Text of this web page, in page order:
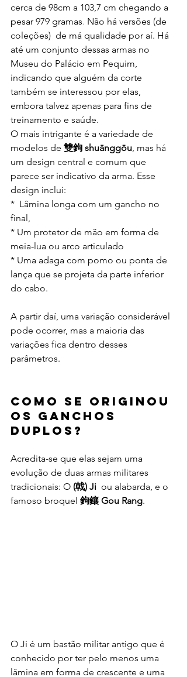
cerca de 98cm a 103,7 cm chegando a
pesar 979 gramas. Não há versões (de
coleções)  de má qualidade por aí. Há
até um conjunto dessas armas no
Museu do Palácio em Pequim,
indicando que alguém da corte
também se interessou por elas,
embora talvez apenas para fins de
treinamento e saúde.
O mais intrigante é a variedade de
modelos de 雙鉤 shuānggōu, mas há
um design central e comum que
parece ser indicativo da arma. Esse
design inclui:
*  Lâmina longa com um gancho no
final,
* Um protetor de mão em forma de
meia-lua ou arco articulado
* Uma adaga com pomo ou ponta de
lança que se projeta da parte inferior
do cabo.
A partir daí, uma variação considerável
pode ocorrer, mas a maioria das
variações fica dentro desses
parâmetros.
Como se originou
os Ganchos
Duplos?
Acredita-se que elas sejam uma
evolução de duas armas militares
tradicionais: O (戟) Ji ou alabarda, e o
famoso broquel 鉤鑲 Gou Rang.
O Ji é um bastão militar antigo que é
conhecido por ter pelo menos uma
lâmina em forma de crescente e uma